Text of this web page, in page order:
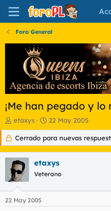
Foro General
¡Me han pegado y lo
I
n
c
i
a
d
o
r
d
etaxys
F
e
c
h
d
e
n
22 May 2005
Cerrado para nuevas
etaxys
Veterano
22 May 2005